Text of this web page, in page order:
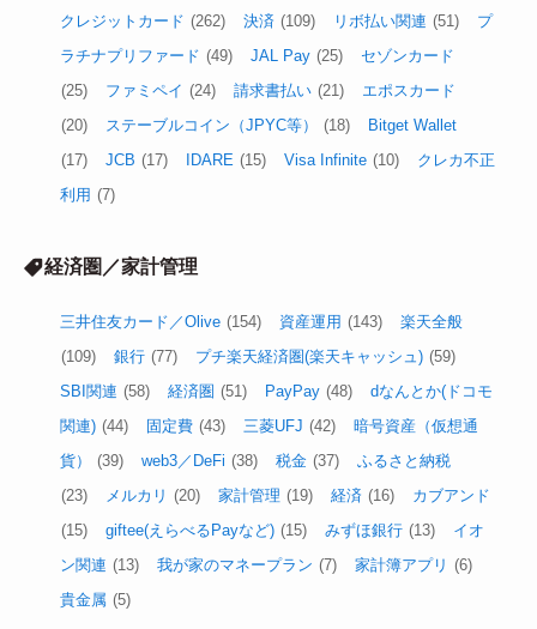
クレジットカード (262) 決済 (109) リボ払い関連 (51)
プ
ラチナプリファード (49) JAL Pay (25)
セゾンカード
(25)
ファミペイ (24) 請求書払い (21)
エポスカード
(20)
ステーブルコイン（JPYC等） (18)
Bitget Wallet
(17)
JCB (17) IDARE (15) Visa Infinite (10)
クレカ不正
利用 (7)
経済圏／家計管理
三井住友カード／Olive (154) 資産運用 (143)
楽天全般
(109)
銀行 (77) プチ楽天経済圏(楽天キャッシュ) (59)
SBI関連 (58) 経済圏 (51) PayPay (48)
dなんとか(ドコモ
関連) (44) 固定費 (43) 三菱UFJ (42)
暗号資産（仮想通
貨）
(39) web3／DeFi (38) 税金 (37)
ふるさと納税
(23)
メルカリ (20) 家計管理 (19) 経済 (16)
カブアンド
(15)
giftee(えらべるPayなど) (15) みずほ銀行 (13)
イオ
ン関連 (13) 我が家のマネープラン (7) 家計簿アプリ (6)
貴金属 (5)